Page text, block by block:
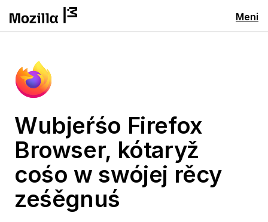
Meni
Wubjeŕśo Firefox
Browser, kótaryž
cośo w swójej rěcy
ześěgnuś